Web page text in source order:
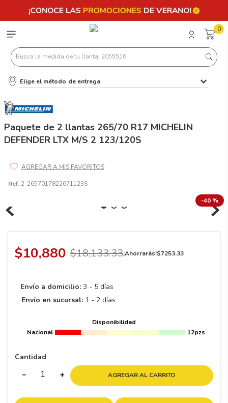
0
Busca la medida de tu llanta: 2055516
Elige el método de entrega
Paquete de 2 llantas 265/70 R17 MICHELIN
DEFENDER LTX M/S 2 123/120S
Ref. 2-2657017822671123S
-40 %
$10,880 $18,133.33¡Ahorrarás!$7253.33
Envío a domicilio: 3 - 5 días
Envío en sucursal: 1 - 2 días
Disponibilidad
Nacional
12pzs
Cantidad
＋
－ AGREGAR AL CARRITO
Términos más buscados
2
3. 225
7 245